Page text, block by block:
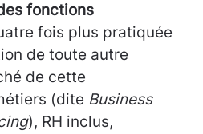
fonctions
fois plus pratiquée
de toute autre
de cette
(dite Business
), RH inclus,